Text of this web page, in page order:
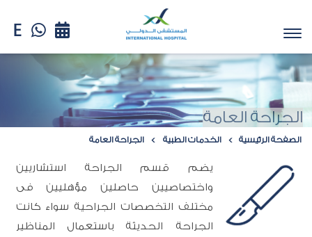
الجراحة العامة
الصفحة الرئيسية الخدمات الطبية الجراحة العامة
يضم قسم الجراحة استشاريين
واختصاصيين حاصلين مؤهليين فى
مختلف التخصصات الجراحية سواء كانت
الجراحة الحديثة باستعمال المناظير